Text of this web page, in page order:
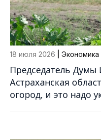
18 июля 2026 | Экономика
Председатель
Астраханская
огород, и это надо